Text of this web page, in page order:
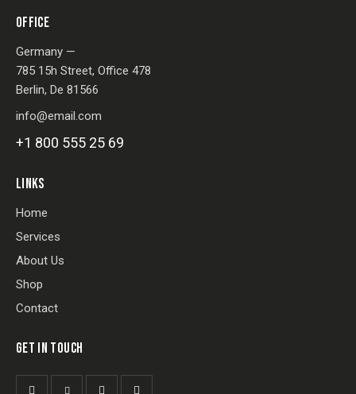
OFFICE
Germany —
785 15h Street, Office 478
Berlin, De 81566
info@email.com
+1 800 555 25 69
LINKS
Home
Services
About Us
Shop
Contact
GET IN TOUCH